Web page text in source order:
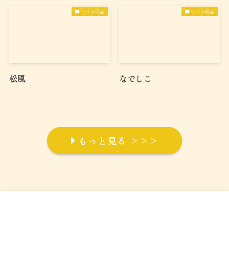
セット商品
松風
セット商品
なでしこ
もっと見る >>>